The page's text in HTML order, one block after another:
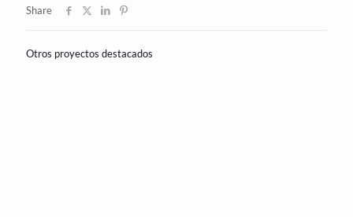
Share
Otros proyectos destacados